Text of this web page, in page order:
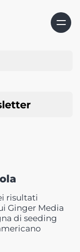
risultati
Ginger Media
di seeding